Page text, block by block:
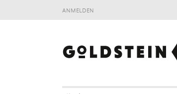
anmelden